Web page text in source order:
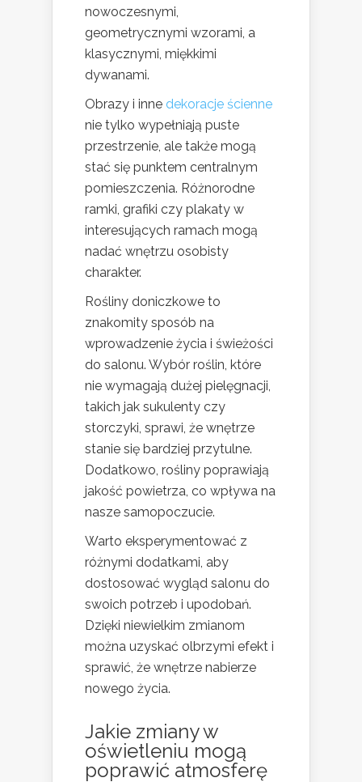
nowoczesnymi,
geometrycznymi wzorami, a
klasycznymi, miękkimi
dywanami.
Obrazy i inne dekoracje ścienne
nie tylko wypełniają puste
przestrzenie, ale także mogą
stać się punktem centralnym
pomieszczenia. Różnorodne
ramki, grafiki czy plakaty w
interesujących ramach mogą
nadać wnętrzu osobisty
charakter.
Rośliny doniczkowe to
znakomity sposób na
wprowadzenie życia i świeżości
do salonu. Wybór roślin, które
nie wymagają dużej pielęgnacji,
takich jak sukulenty czy
storczyki, sprawi, że wnętrze
stanie się bardziej przytulne.
Dodatkowo, rośliny poprawiają
jakość powietrza, co wpływa na
nasze samopoczucie.
Warto eksperymentować z
różnymi dodatkami, aby
dostosować wygląd salonu do
swoich potrzeb i upodobań.
Dzięki niewielkim zmianom
można uzyskać olbrzymi efekt i
sprawić, że wnętrze nabierze
nowego życia.
Jakie zmiany w
oświetleniu mogą
poprawić atmosferę